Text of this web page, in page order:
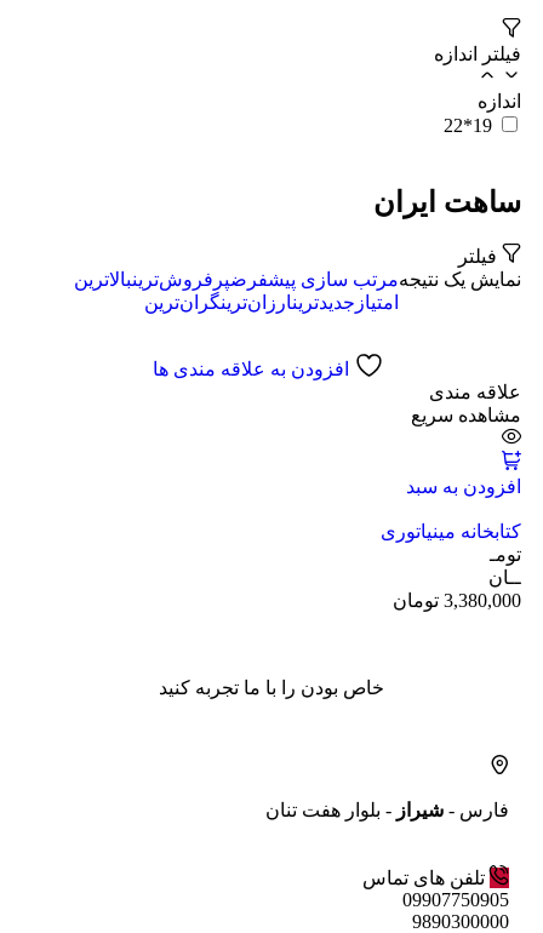
فیلتر اندازه
اندازه
ساهت ایران
فیلتر
نمایش یک نتیجهمرتب سازی پیشفرضپرفروش‌ترینبالاترین
امتیاز جدیدترینارزان‌ترینگران‌ترین
افزودن به علاقه مندی ها
علاقه مندی
مشاهده سریع
افزودن به سبد
کتابخانه مینیاتوری
تومـ
ــان
3,380,000 تومان
خاص بودن را با ما تجربه کنید
فارس - شیراز - بلوار هفت تنان
تلفن های تماس
09907750905
9890300000